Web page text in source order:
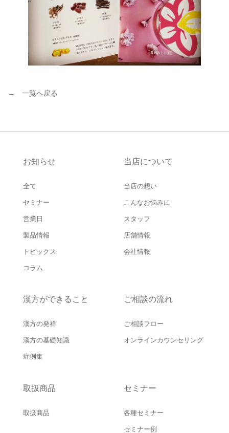
← 一覧へ戻る
お知らせ
全て
セミナー
営業日
製品情報
トピックス
コラム
当店について
当店の想い
こんなお悩みに
スタッフ
店舗情報
会社情報
漢方ができること
漢方の発祥
漢方の基礎知識
症例集
ご相談の流れ
ご相談フロー
オンラインカウンセリング
取扱商品
取扱商品
セミナー
各種セミナー
セミナー例